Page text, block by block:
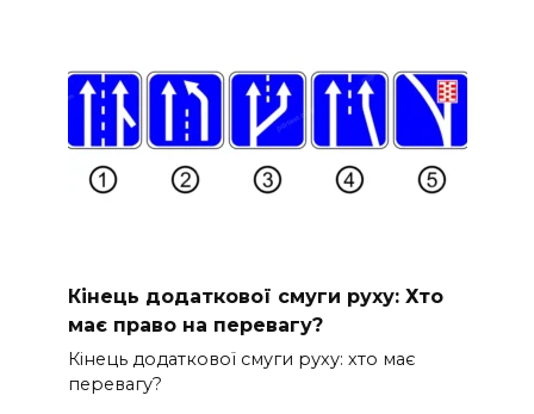
Кінець додаткової смуги руху: Хто
має право на перевагу?
Кінець додаткової смуги руху: хто має
перевагу?